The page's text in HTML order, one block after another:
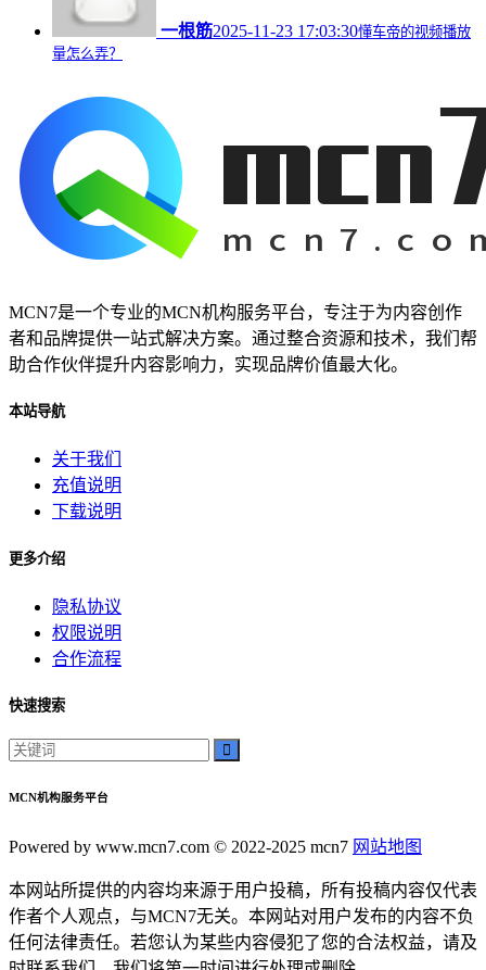
一根筋2025-11-23 17:03:30懂车帝的视频播放
量怎么弄？
MCN7是一个专业的MCN机构服务平台，专注于为内容创作
者和品牌提供一站式解决方案。通过整合资源和技术，我们帮
助合作伙伴提升内容影响力，实现品牌价值最大化。
本站导航
关于我们
充值说明
下载说明
更多介绍
隐私协议
权限说明
合作流程
快速搜索
MCN机构服务平台
Powered by www.mcn7.com © 2022-2025 mcn7 网站地图
本网站所提供的内容均来源于用户投稿，所有投稿内容仅代表
作者个人观点，与MCN7无关。本网站对用户发布的内容不负
任何法律责任。若您认为某些内容侵犯了您的合法权益，请及